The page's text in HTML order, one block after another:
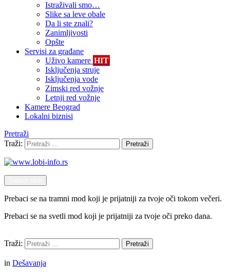
Istraživali smo…
Slike sa leve obale
Da li ste znali?
Zanimljivosti
Opšte
Servisi za građane
Uživo kamere HIT
Isključenja struje
Isključenja vode
Zimski red vožnje
Letnji red vožnje
Kamere Beograd
Lokalni biznisi
Pretraži
Traži:
Pretraži
Prebaci se na tramni mod koji je prijatniji za tvoje oči tokom večeri.
Prebaci se na svetli mod koji je prijatniji za tvoje oči preko dana.
Traži:
Pretraži
in Dešavanja